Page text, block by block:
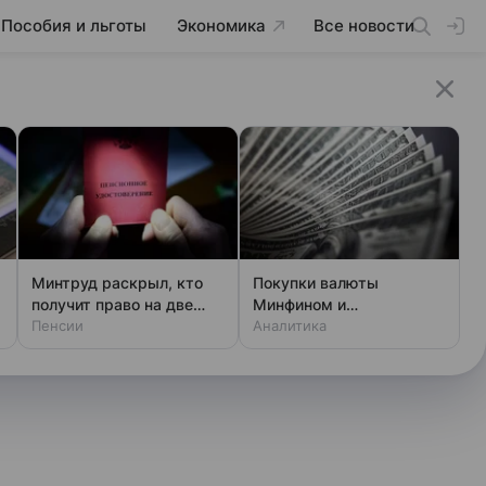
Пособия и льготы Экономика Все новости
Минтруд раскрыл, кто
получит право на две
пенсии
Пенсии
Покупки валюты
Минфином и
спекулянтами разогнали
Аналитика